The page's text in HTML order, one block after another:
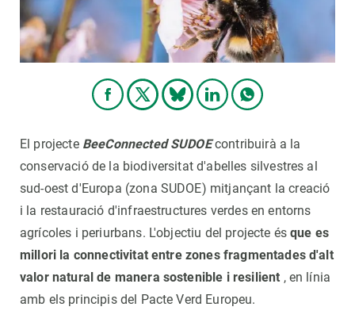
El projecte BeeConnected SUDOEcontribuirà a la
conservació de la biodiversitat d'abelles silvestres al
sud-oest d'Europa (zona SUDOE) mitjançant la creació
i la restauració d'infraestructures verdes en entorns
agrícoles i periurbans. L'objectiu del projecte ésque es
millori la connectivitat entre zones fragmentades d'alt
valor natural de manera sostenible i resilient , en línia
amb els principis del Pacte Verd Europeu.